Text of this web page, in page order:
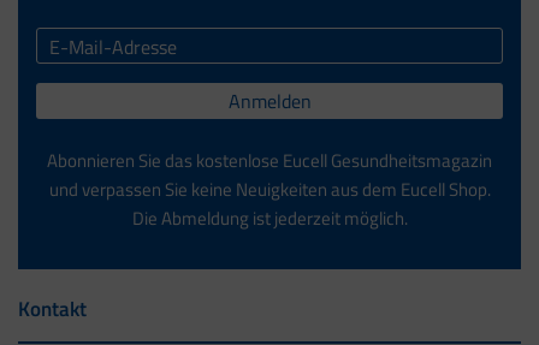
Anmelden
Abonnieren Sie das kostenlose Eucell Gesundheitsmagazin
und verpassen Sie keine Neuigkeiten aus dem Eucell Shop.
Die Abmeldung ist jederzeit möglich.
Kontakt